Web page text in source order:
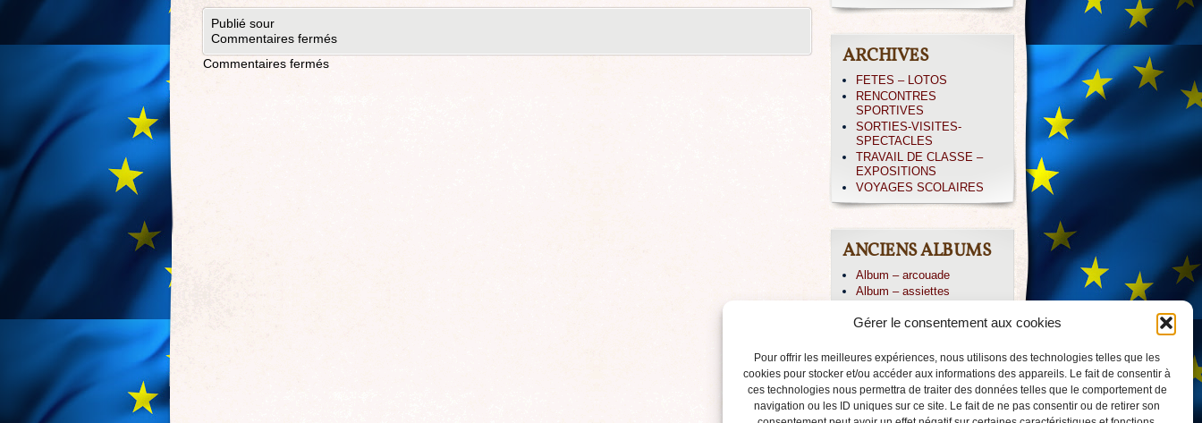
Gérer le consentement aux cookies
Pour offrir les meilleures expériences, nous utilisons des technologies telles que les
cookies pour stocker et/ou accéder aux informations des appareils. Le fait de consentir à
ces technologies nous permettra de traiter des données telles que le comportement de
navigation ou les ID uniques sur ce site. Le fait de ne pas consentir ou de retirer son
Publié sour
Commentaires fermés
Commentaires fermés
ARCHIVES
FETES – LOTOS
RENCONTRES
SPORTIVES
SORTIES-VISITES-
SPECTACLES
TRAVAIL DE CLASSE –
EXPOSITIONS
VOYAGES SCOLAIRES
ANCIENS ALBUMS
Album – arcouade
Album – assiettes
Album – CP IRISSARY
Album – Icare
Album – irissarry
Album – jpierre
Album – PAYOLLE 04/013
Album – voile-CM2